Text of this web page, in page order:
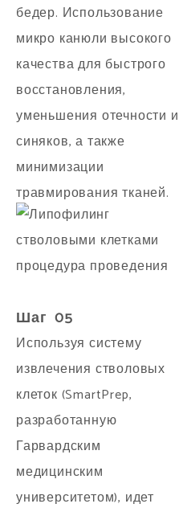
бедер. Использование
микро канюли высокого
качества для быстрого
восстановления,
уменьшения отечности и
синяков, а также
минимизации
травмирования тканей.
Шаг 05
Используя систему
извлечения стволовых
клеток (SmartPrep,
разработанную
Гарвардским
медицинским
университетом), идет